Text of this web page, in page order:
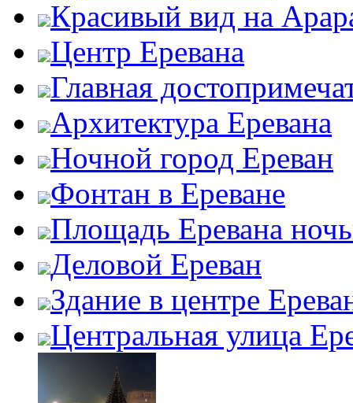
Красивый вид на
Центр Еревана
Главная
Архитектура Еревана
Ночной город Ереван
Фонтан в Ереване
Площадь Еревана
Деловой Ереван
Здание в центре
Центральная улица